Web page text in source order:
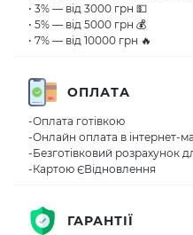
• 3% — від 3000 грн 💵
• 5% — від 5000 грн 💰
• 7% — від 10000 грн 🔥
ОПЛАТА
-Оплата готівкою
-Онлайн оплата в інтернет-
-Безготівковий розрахунок
-Картою ЄВідновлення
ГАРАНТІЇ